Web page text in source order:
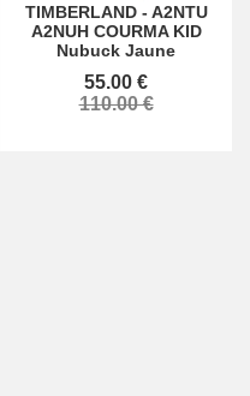
TIMBERLAND- A2NTU
A2NUH COURMA KID
Nubuck Jaune
55.00 €
110.00 €